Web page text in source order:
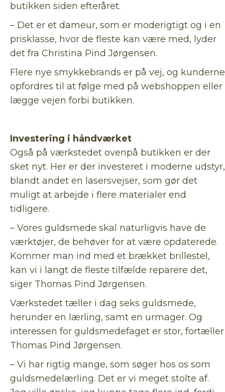
butikken siden efteråret.
– Det er et dameur, som er moderigtigt og i en
prisklasse, hvor de fleste kan være med, lyder
det fra Christina Pind Jørgensen.
Flere nye smykkebrands er på vej, og kunderne
opfordres til at følge med på webshoppen eller
lægge vejen forbi butikken.
Investering i håndværket
Også på værkstedet ovenpå butikken er der
sket nyt. Her er der investeret i moderne udstyr,
blandt andet en lasersvejser, som gør det
muligt at arbejde i flere materialer end
tidligere.
– Vores guldsmede skal naturligvis have de
værktøjer, de behøver for at være opdaterede.
Kommer man ind med et brækket brillestel,
kan vi i langt de fleste tilfælde reparere det,
siger Thomas Pind Jørgensen.
Værkstedet tæller i dag seks guldsmede,
herunder en lærling, samt en urmager. Og
interessen for guldsmedefaget er stor, fortæller
Thomas Pind Jørgensen.
– Vi har rigtig mange, som søger hos os som
guldsmedelærling. Det er vi meget stolte af.